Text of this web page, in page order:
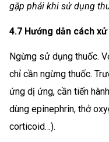
gặp phải khi sử dụng
4.7 Hướng dẫn cách
Ngừng sử dụng thuốc.
chỉ cần ngừng thuốc.
ứng dị ứng, cần tiến
dùng epinephrin, thở
corticoid…).